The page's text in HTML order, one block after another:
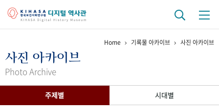
걸어온 길 기관 변천사
Home 기록물 아카이브 사진 아카이브
사진 아카이브
Photo Archive
주제별 시대별